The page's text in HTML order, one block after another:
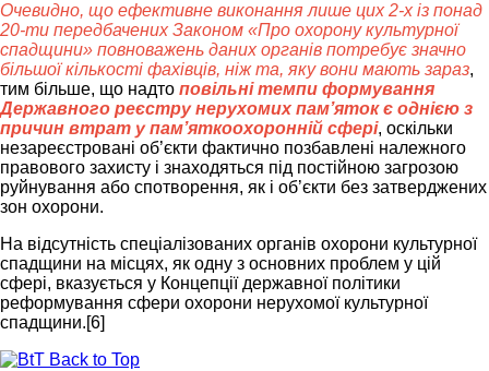
Очевидно, що ефективне виконання лише цих 2-х із понад
20-ти передбачених Законом «Про охорону культурної
спадщини» повноважень даних органів потребує значно
більшої кількості фахівців, ніж та, яку вони мають зараз,
тим більше, що надто повільні темпи формування
Державного реєстру нерухомих пам’яток є однією з
причин втрат у пам’яткоохоронній сфері, оскільки
незареєстровані об’єкти фактично позбавлені належного
правового захисту і знаходяться під постійною загрозою
руйнування або спотворення, як і об’єкти без затверджених
зон охорони.
На відсутність спеціалізованих органів охорони культурної
спадщини на місцях, як одну з основних проблем у цій
сфері, вказується у Концепції державної політики
реформування сфери охорони нерухомої культурної
спадщини.[6]
Back to Top